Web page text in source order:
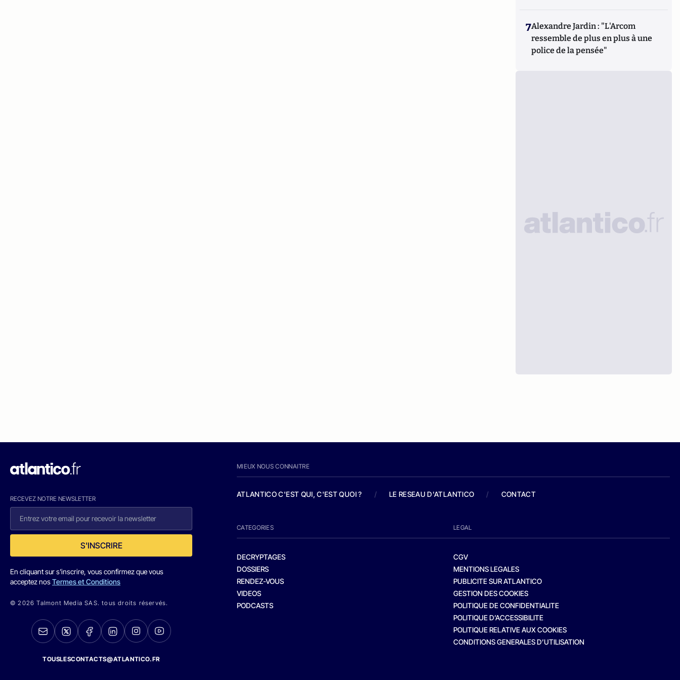
7Alexandre Jardin : "L'Arcom
ressemble de plus en plus à une
police de la pensée"
RECEVEZ NOTRE NEWSLETTER
S'INSCRIRE
En cliquant sur s'inscrire, vous confirmez que vous
acceptez nosTermes et Conditions
© 2026 Talmont Media SAS. tous droits réservés.
TOUSLESCONTACTS@ATLANTICO.FR
MIEUX NOUS CONNAITRE
ATLANTICO C'EST QUI, C'EST QUOI ? / LE RESEAU D'ATLANTICO / CONTACT
CATEGORIES
DECRYPTAGES
DOSSIERS
RENDEZ-VOUS
VIDEOS
PODCASTS
LEGAL
CGV
MENTIONS LEGALES
PUBLICITE SUR ATLANTICO
GESTION DES COOKIES
POLITIQUE DE CONFIDENTIALITE
POLITIQUE D’ACCESSIBILITE
POLITIQUE RELATIVE AUX COOKIES
CONDITIONS GENERALES D’UTILISATION